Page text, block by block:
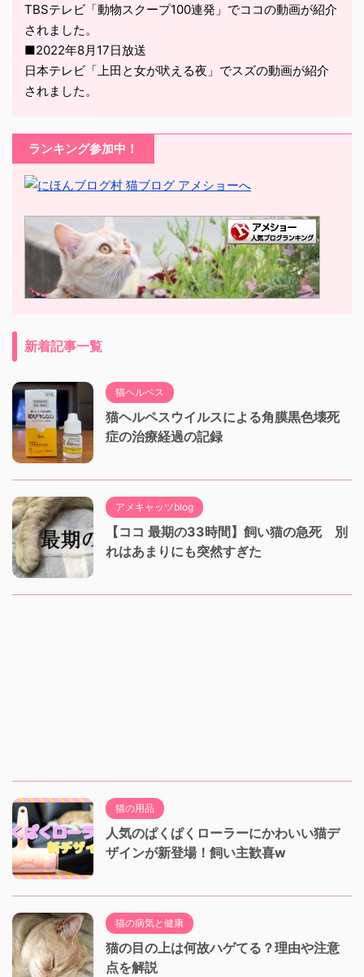
TBSテレビ「動物スクープ100連発」でココの動画が紹介
されました。
■2022年8月17日放送
日本テレビ「上田と女が吠える夜」でスズの動画が紹介
されました。
ランキング参加中！
新着記事一覧
猫ヘルペス
猫ヘルペスウイルスによる角膜黒色壊死
症の治療経過の記録
アメキャッツblog
【ココ 最期の33時間】飼い猫の急死 別
れはあまりにも突然すぎた
猫の用品
人気のぱくぱくローラーにかわいい猫デ
ザインが新登場！飼い主歓喜w
猫の病気と健康
猫の目の上は何故ハゲてる？理由や注意
点を解説